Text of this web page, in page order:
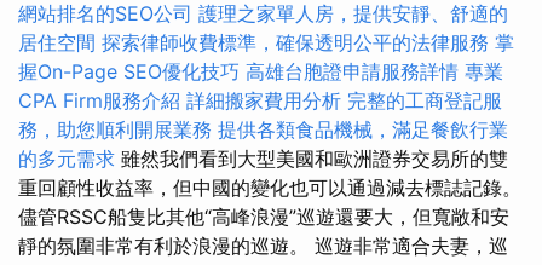
網站排名的SEO公司 護理之家單人房，提供安靜、舒適的
居住空間 探索律師收費標準，確保透明公平的法律服務 掌
握On-Page SEO優化技巧 高雄台胞證申請服務詳情 專業
CPA Firm服務介紹 詳細搬家費用分析 完整的工商登記服
務，助您順利開展業務 提供各類食品機械，滿足餐飲行業
的多元需求 雖然我們看到大型美國和歐洲證券交易所的雙
重回顧性收益率，但中國的變化也可以通過減去標誌記錄。
儘管RSSC船隻比其他“高峰浪漫”巡遊還要大，但寬敞和安
靜的氛圍非常有利於浪漫的巡遊。 巡遊非常適合夫妻，巡